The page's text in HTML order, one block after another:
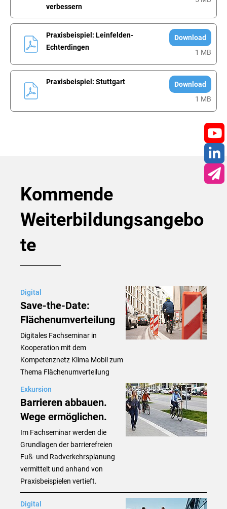
verbessern
Praxisbeispiel: Leinfelden-
Echterdingen
Download
1 MB
Praxisbeispiel: Stuttgart
Download
1 MB
Kommende
Weiterbildungsangebo
te
Digital
Save-the-Date:
Flächenumverteilung
Digitales Fachseminar in
Kooperation mit dem
Kompetenznetz Klima Mobil zum
Thema Flächenumverteilung
Exkursion
Barrieren abbauen.
Wege ermöglichen.
Im Fachseminar werden die
Grundlagen der barrierefreien
Fuß- und Radverkehrsplanung
vermittelt und anhand von
Praxisbeispielen vertieft.
Digital